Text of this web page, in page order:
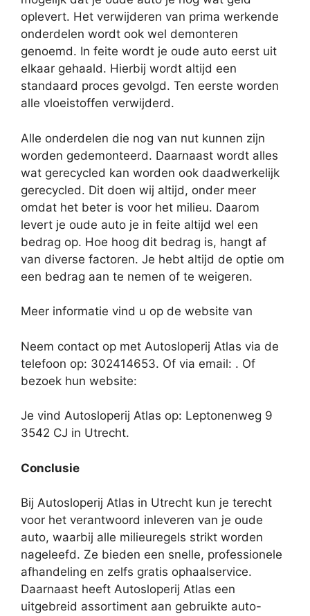
oplevert. Het verwijderen van prima werkende
onderdelen wordt ook wel demonteren
genoemd. In feite wordt je oude auto eerst uit
elkaar gehaald. Hierbij wordt altijd een
standaard proces gevolgd. Ten eerste worden
alle vloeistoffen verwijderd.
Alle onderdelen die nog van nut kunnen zijn
worden gedemonteerd. Daarnaast wordt alles
wat gerecycled kan worden ook daadwerkelijk
gerecycled. Dit doen wij altijd, onder meer
omdat het beter is voor het milieu. Daarom
levert je oude auto je in feite altijd wel een
bedrag op. Hoe hoog dit bedrag is, hangt af
van diverse factoren. Je hebt altijd de optie om
een bedrag aan te nemen of te weigeren.
Meer informatie vind u op de website van
Neem contact op met Autosloperij Atlas via de
telefoon op: 302414653. Of via email: . Of
bezoek hun website:
Je vind Autosloperij Atlas op: Leptonenweg 9
3542 CJ in Utrecht.
Conclusie
Bij Autosloperij Atlas in Utrecht kun je terecht
voor het verantwoord inleveren van je oude
auto, waarbij alle milieuregels strikt worden
nageleefd. Ze bieden een snelle, professionele
afhandeling en zelfs gratis ophaalservice.
Daarnaast heeft Autosloperij Atlas een
uitgebreid assortiment aan gebruikte auto-